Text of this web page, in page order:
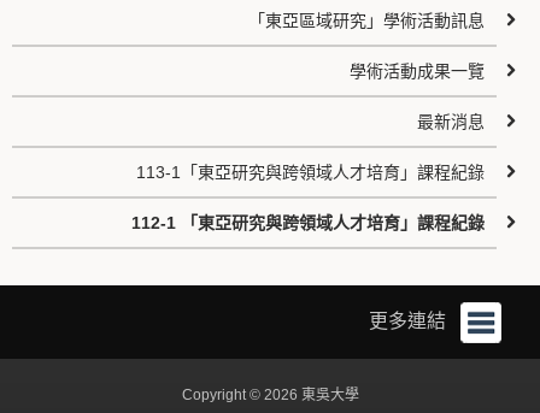
「東亞區域研究」學術活動訊息
學術活動成果一覽
最新消息
113-1「東亞研究與跨領域人才培育」課程紀錄
112-1 「東亞研究與跨領域人才培育」課程紀錄
更多連結
Copyright © 2026 東吳大學